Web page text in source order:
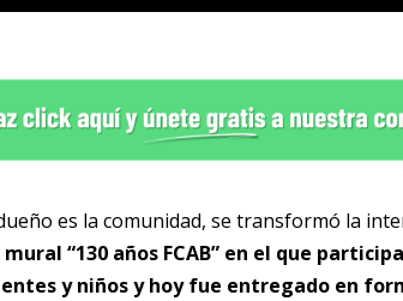
es la comunidad, se transformó la
mural “130 años FCAB” en el que
y niños y hoy fue entregado en